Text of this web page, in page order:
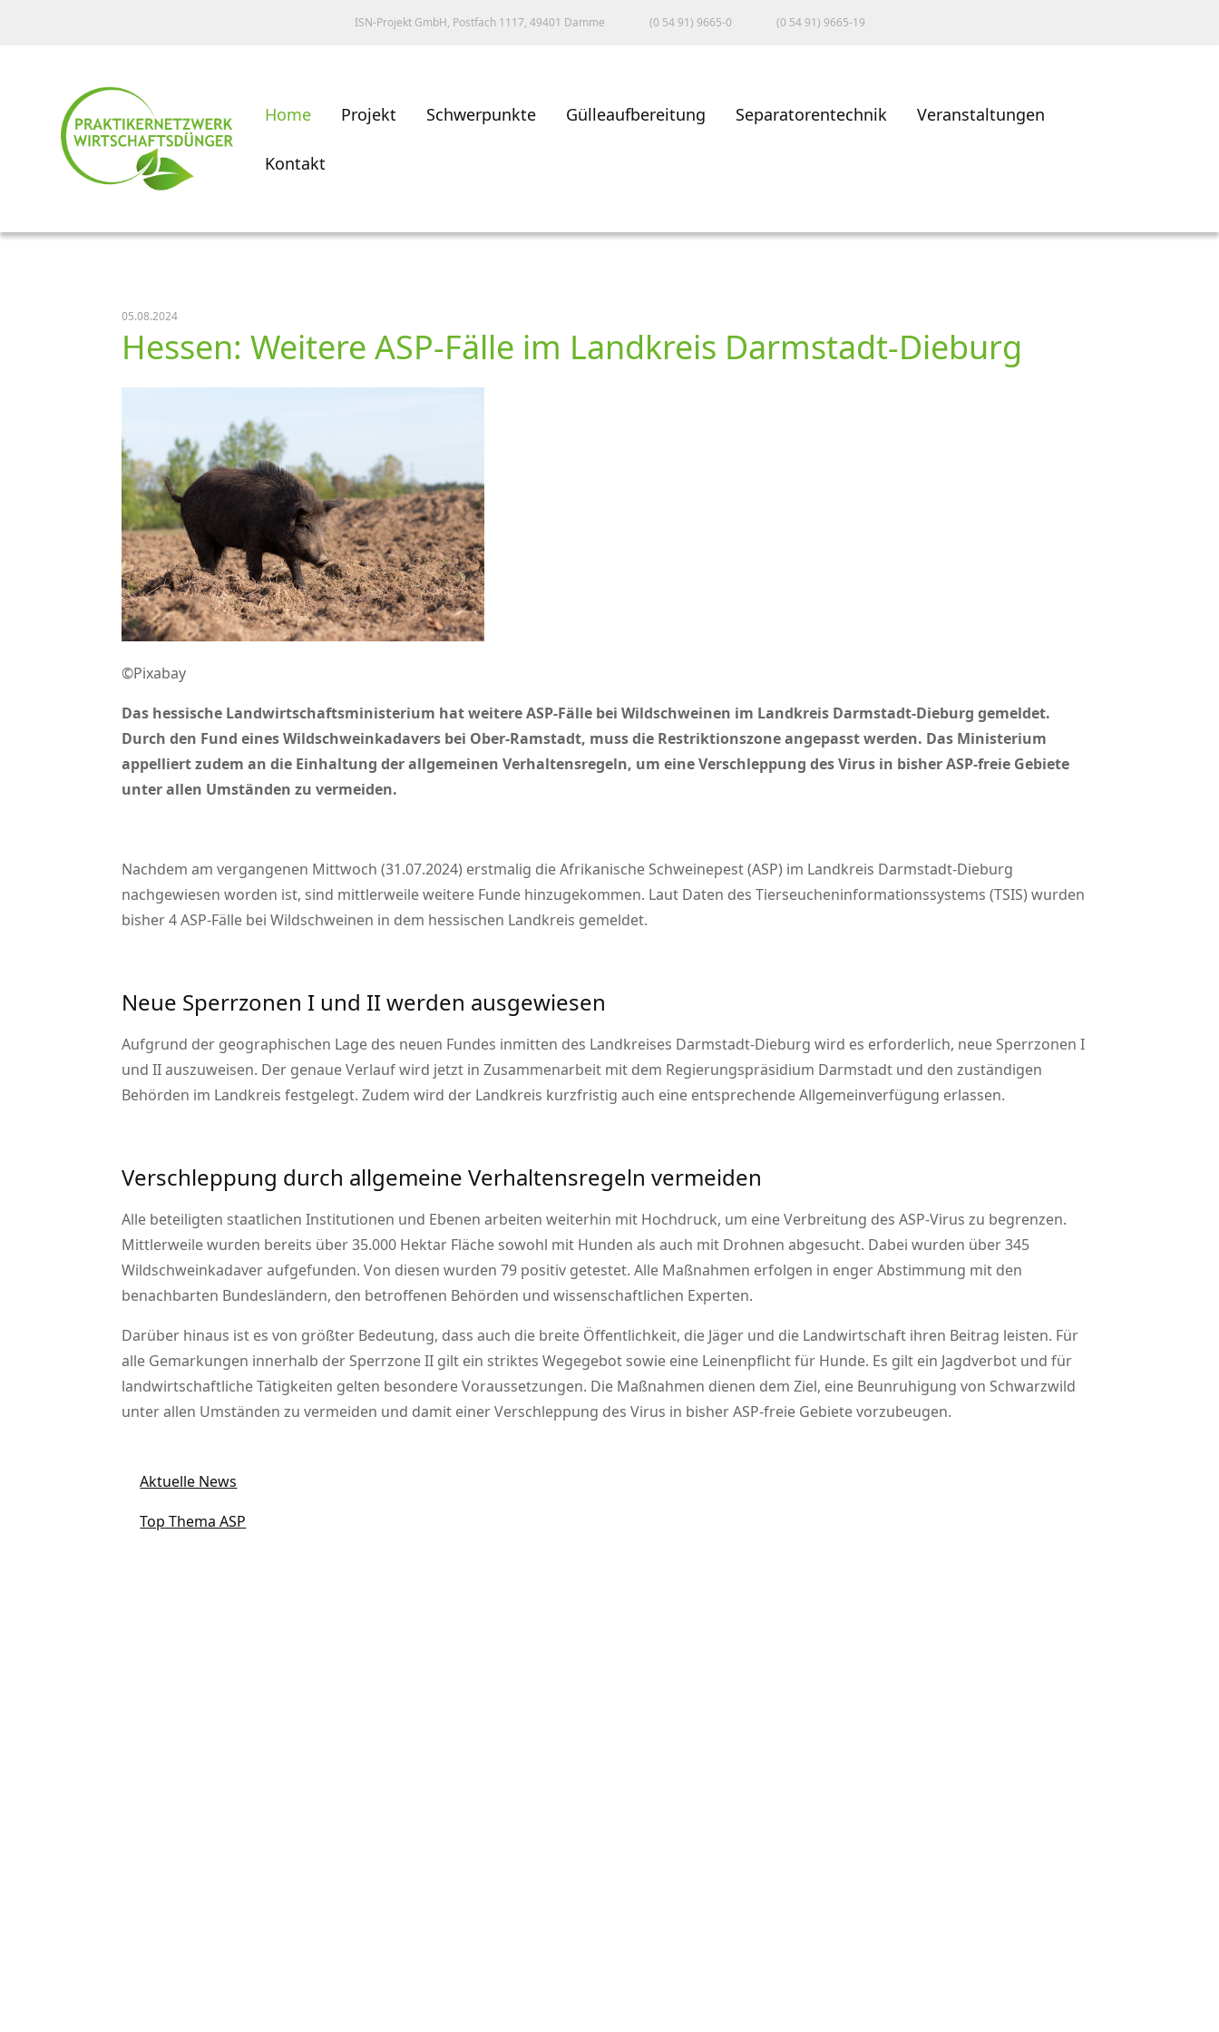
ISN-Projekt GmbH, Postfach 1117, 49401 Damme (0 54 91) 9665-0 (0 54 91) 9665-19
Home Projekt Schwerpunkte Gülleaufbereitung Separatorentechnik Veranstaltungen
Kontakt
05.08.2024
Hessen: Weitere ASP-Fälle im Landkreis Darmstadt-Dieburg
©Pixabay
Das hessische Landwirtschaftsministerium hat weitere ASP-Fälle bei Wildschweinen im Landkreis Darmstadt-Dieburg gemeldet.
Durch den Fund eines Wildschweinkadavers bei Ober-Ramstadt, muss die Restriktionszone angepasst werden. Das Ministerium
appelliert zudem an die Einhaltung der allgemeinen Verhaltensregeln, um eine Verschleppung des Virus in bisher ASP-freie Gebiete
unter allen Umständen zu vermeiden.
Nachdem am vergangenen Mittwoch (31.07.2024) erstmalig die Afrikanische Schweinepest (ASP) im Landkreis Darmstadt-Dieburg
nachgewiesen worden ist, sind mittlerweile weitere Funde hinzugekommen. Laut Daten des Tierseucheninformationssystems (TSIS) wurden
bisher 4 ASP-Fälle bei Wildschweinen in dem hessischen Landkreis gemeldet.
Neue Sperrzonen I und II werden ausgewiesen
Aufgrund der geographischen Lage des neuen Fundes inmitten des Landkreises Darmstadt-Dieburg wird es erforderlich, neue Sperrzonen I
und II auszuweisen. Der genaue Verlauf wird jetzt in Zusammenarbeit mit dem Regierungspräsidium Darmstadt und den zuständigen
Behörden im Landkreis festgelegt. Zudem wird der Landkreis kurzfristig auch eine entsprechende Allgemeinverfügung erlassen.
Verschleppung durch allgemeine Verhaltensregeln vermeiden
Alle beteiligten staatlichen Institutionen und Ebenen arbeiten weiterhin mit Hochdruck, um eine Verbreitung des ASP-Virus zu begrenzen.
Mittlerweile wurden bereits über 35.000 Hektar Fläche sowohl mit Hunden als auch mit Drohnen abgesucht. Dabei wurden über 345
Wildschweinkadaver aufgefunden. Von diesen wurden 79 positiv getestet. Alle Maßnahmen erfolgen in enger Abstimmung mit den
benachbarten Bundesländern, den betroffenen Behörden und wissenschaftlichen Experten.
Darüber hinaus ist es von größter Bedeutung, dass auch die breite Öffentlichkeit, die Jäger und die Landwirtschaft ihren Beitrag leisten. Für
alle Gemarkungen innerhalb der Sperrzone II gilt ein striktes Wegegebot sowie eine Leinenpflicht für Hunde. Es gilt ein Jagdverbot und für
landwirtschaftliche Tätigkeiten gelten besondere Voraussetzungen. Die Maßnahmen dienen dem Ziel, eine Beunruhigung von Schwarzwild
unter allen Umständen zu vermeiden und damit einer Verschleppung des Virus in bisher ASP-freie Gebiete vorzubeugen.
Aktuelle News
Top Thema ASP